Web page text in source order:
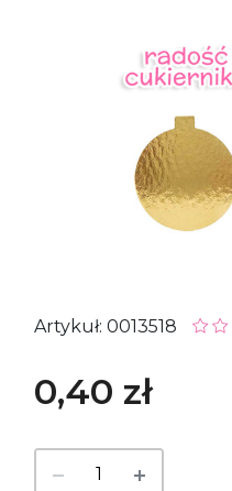
Artykuł: 0013518
0,40 zł